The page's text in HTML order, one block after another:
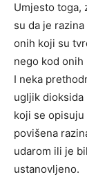
Umjesto toga,
su da je
onih koji su
nego kod
I neka
ugljik dioksida
koji se opisuju
povišena
udarom ili je
ustanovljeno.